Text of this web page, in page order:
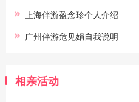
上海伴游盈念珍个人介绍
广州伴游危见娟自我说明
相亲活动